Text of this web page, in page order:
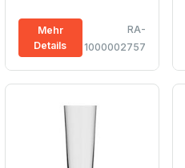
Mehr
Details
RA-
1000002757